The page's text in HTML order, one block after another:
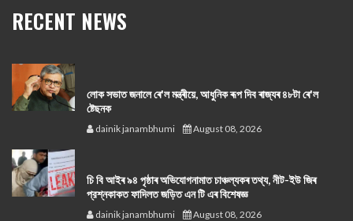
RECENT NEWS
লোক সভাত জনালে ৰে'ল মন্ত্ৰীয়ে, আধুনিক ৰূপ দিব ৰাজ্যৰ ৪৮টা ৰে'ল
ষ্টেছনক
dainik janambhumi August 08, 2026
চি বি আইৰ ৯৪ পৃষ্ঠাৰ অভিযোগনামাত চাঞ্চল্যকৰ তথ্য, নীট-ইউ জিৰ
প্রশ্নকাকত ফাদিলত জড়িত এন টি এৰ বিশেষজ্ঞ
dainik janambhumi August 08, 2026